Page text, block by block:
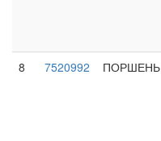
8 7520992
ПОРШЕНЬ